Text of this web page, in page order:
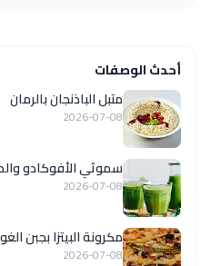
أحدث الوصفات
متبل الباذنجان بالرمان
2026-07-08
سموثي الأفوكادو
2026-07-08
مكرونة البيتزا بجبن
2026-07-08